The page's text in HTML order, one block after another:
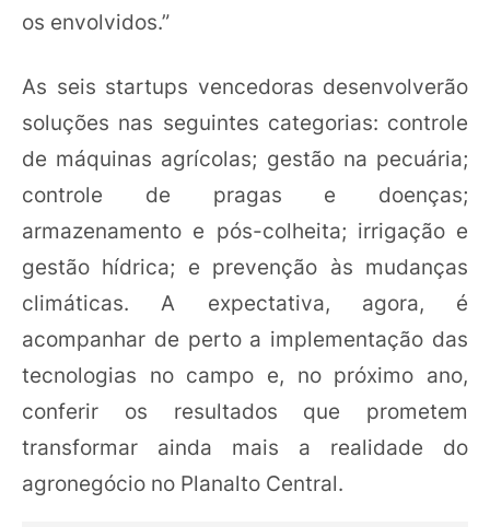
os envolvidos.”
As seis startups vencedoras desenvolverão
soluções nas seguintes categorias: controle
de máquinas agrícolas; gestão na pecuária;
controle de pragas e doenças;
armazenamento e pós-colheita; irrigação e
gestão hídrica; e prevenção às mudanças
climáticas. A expectativa, agora, é
acompanhar de perto a implementação das
tecnologias no campo e, no próximo ano,
conferir os resultados que prometem
transformar ainda mais a realidade do
agronegócio no Planalto Central.